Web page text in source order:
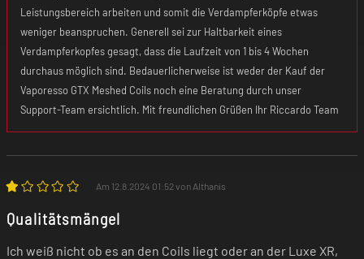
Leistungsbereich arbeiten und somit die Verdampferköpfe etwas
weniger beanspruchen. Generell sei zur Haltbarkeit eines
Verdampferkopfes gesagt, dass die Laufzeit von 1 bis 4 Wochen
durchaus möglich sind. Bedauerlicherweise ist weder der Kauf der
Vaporesso GTX Meshed Coils noch eine Beratung durch unser
Support-Team ersichtlich. Mit freundlichen Grüßen Ihr Riccardo Team
Am 12.8.2024 01:52 von Althanis
Qualitätsmängel
Ich weiß nicht ob es an den Coils liegt oder an der Luxe XR,